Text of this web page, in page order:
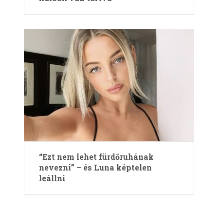
“Ezt nem lehet fürdőruhának
nevezni” – és Luna képtelen
leállni